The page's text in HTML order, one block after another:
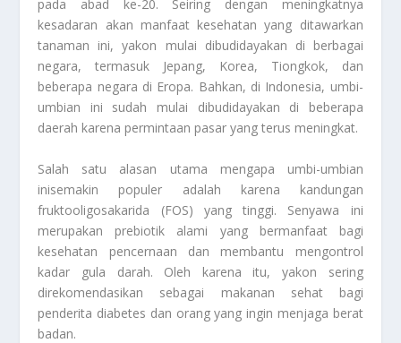
pada abad ke-20. Seiring dengan meningkatnya
kesadaran akan manfaat kesehatan yang ditawarkan
tanaman ini, yakon mulai dibudidayakan di berbagai
negara, termasuk Jepang, Korea, Tiongkok, dan
beberapa negara di Eropa. Bahkan, di Indonesia, umbi-
umbian ini sudah mulai dibudidayakan di beberapa
daerah karena permintaan pasar yang terus meningkat.
Salah satu alasan utama mengapa umbi-umbian
inisemakin populer adalah karena kandungan
fruktooligosakarida (FOS) yang tinggi. Senyawa ini
merupakan prebiotik alami yang bermanfaat bagi
kesehatan pencernaan dan membantu mengontrol
kadar gula darah. Oleh karena itu, yakon sering
direkomendasikan sebagai makanan sehat bagi
penderita diabetes dan orang yang ingin menjaga berat
badan.